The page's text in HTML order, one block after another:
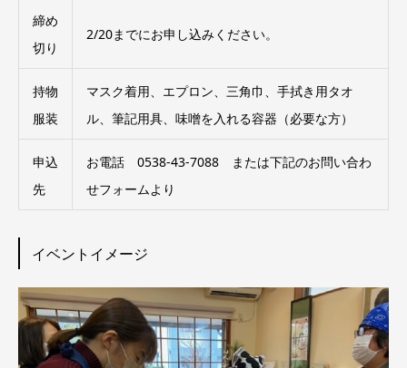
締め
切り
2/20までにお申し込みください。
持物
服装
マスク着用、エプロン、三角巾、手拭き用タオ
ル、筆記用具、味噌を入れる容器（必要な方）
申込
先
お電話 0538-43-7088 または下記のお問い合わ
せフォームより
イベントイメージ